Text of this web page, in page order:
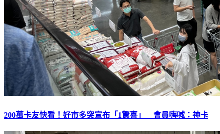
200萬卡友快看！好市多突宣布「1驚喜」 會員嗨喊：神卡